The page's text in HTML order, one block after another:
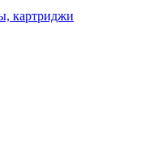
картриджи